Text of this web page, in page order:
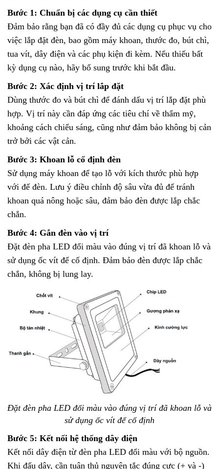
Bước 1: Chuẩn bị các dụng cụ cần thiết
Đảm bảo rằng bạn đã có đầy đủ các dụng cụ phục vụ cho
việc lắp đặt đèn, bao gồm máy khoan, thước đo, bút chì,
tua vít, dây điện và các phụ kiện đi kèm. Nếu thiếu bất
kỳ dụng cụ nào, hãy bổ sung trước khi bắt đầu.
Bước 2: Xác định vị trí lắp đặt
Dùng thước đo và bút chì để đánh dấu vị trí lắp đặt phù
hợp. Vị trí này cần đáp ứng các tiêu chí về thẩm mỹ,
khoảng cách chiếu sáng, cũng như đảm bảo không bị cản
trở bởi các vật cản.
Bước 3: Khoan lỗ cố định đèn
Sử dụng máy khoan để tạo lỗ với kích thước phù hợp
với đế đèn. Lưu ý điều chỉnh độ sâu vừa đủ để tránh
khoan quá nông hoặc sâu, đảm bảo đèn được lắp chắc
chắn.
Bước 4: Gắn đèn vào vị trí
Đặt đèn pha LED đổi màu vào đúng vị trí đã khoan lỗ và
sử dụng ốc vít để cố định. Đảm bảo đèn được lắp chắc
chắn, không bị lung lay.
Đặt đèn pha LED đổi màu vào đúng vị trí đã khoan lỗ và
sử dụng ốc vít để cố định
Bước 5: Kết nối hệ thống dây điện
Kết nối dây điện từ đèn pha LED đổi màu với bộ nguồn.
Khi đấu dây, cần tuân thủ nguyên tắc đúng cực (+ và -)